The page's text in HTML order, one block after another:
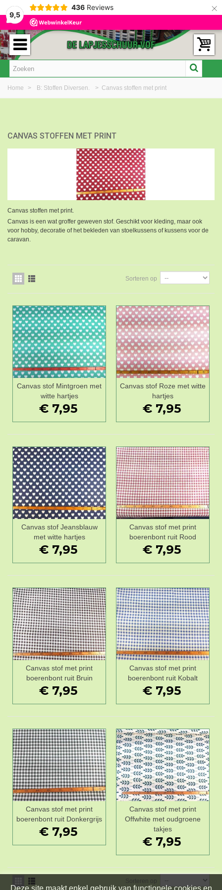
9,5
436 Reviews ×
Home > B: Stoffen Diversen. > Canvas stoffen met print
CANVAS STOFFEN MET PRINT
Canvas stoffen met print.
Canvas is een wat groffer geweven stof. Geschikt voor kleding, maar ook
voor hobby, decoratie of het bekleden van stoelkussens of kussens voor de
caravan.
Sorteren op
Canvas stof Mintgroen met
witte hartjes
€ 7,95
Canvas stof Roze met witte
hartjes
€ 7,95
Canvas stof Jeansblauw
met witte hartjes
€ 7,95
Canvas stof met print
boerenbont ruit Rood
€ 7,95
Canvas stof met print
boerenbont ruit Bruin
€ 7,95
Canvas stof met print
boerenbont ruit Kobalt
€ 7,95
Canvas stof met print
boerenbont ruit Donkergrijs
€ 7,95
Canvas stof met print
Offwhite met oudgroene
takjes
€ 7,95
Sorteren op
Deze site maakt enkel gebruik van functionele cookies en